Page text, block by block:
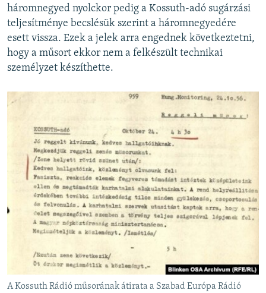
háromnegyed nyolckor pedig a Kossuth-adó sugárzási
teljesítménye becslésük szerint a háromnegyedére
esett vissza. Ezek a jelek arra engednek következtetni,
hogy a műsort ekkor nem a felkészült technikai
személyzet készíthette.
A Kossuth Rádió műsorának átirata a Szabad Európa Rádió